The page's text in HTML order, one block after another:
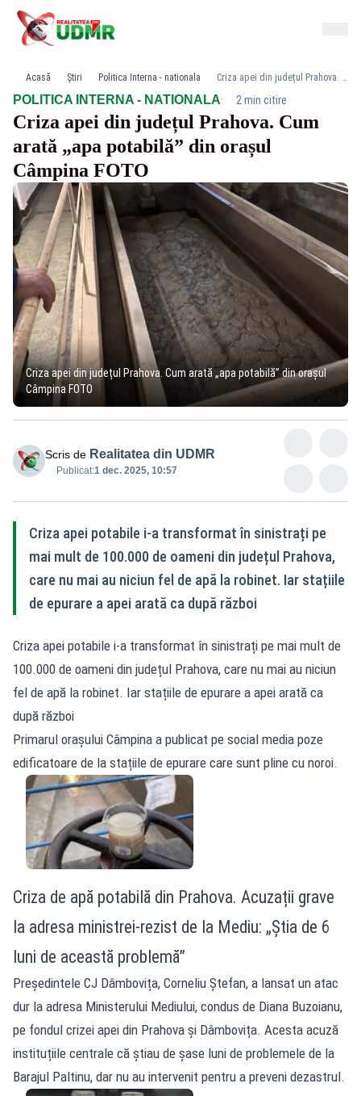
Acasă Știri Politica Interna - nationala Criza apei din județul Prahova. Cum arată „apa potabilă” din orașul Câmpina FOTO
POLITICA INTERNA - NATIONALA· 2 min citire
Criza apei din județul Prahova. Cum
arată „apa potabilă” din orașul
Câmpina FOTO
Criza apei din județul Prahova. Cum arată „apa potabilă” din orașul
Câmpina FOTO
Scris de Realitatea din UDMR
Publicat:1 dec. 2025, 10:57
Criza apei potabile i-a transformat în sinistrați pe
mai mult de 100.000 de oameni din județul Prahova,
care nu mai au niciun fel de apă la robinet. Iar stațiile
de epurare a apei arată ca după război
Criza apei potabile i-a transformat în sinistrați pe mai mult de
100.000 de oameni din județul Prahova, care nu mai au niciun
fel de apă la robinet. Iar stațiile de epurare a apei arată ca
după război
Primarul orașului Câmpina a publicat pe social media poze
edificatoare de la stațiile de epurare care sunt pline cu noroi.
Criza de apă potabilă din Prahova. Acuzații grave
la adresa ministrei-rezist de la Mediu: „Știa de 6
luni de această problemă”
Președintele CJ Dâmbovița, Corneliu Ștefan, a lansat un atac
dur la adresa Ministerului Mediului, condus de Diana Buzoianu,
pe fondul crizei apei din Prahova și Dâmbovița. Acesta acuză
instituțiile centrale că știau de șase luni de problemele de la
Barajul Paltinu, dar nu au intervenit pentru a preveni dezastrul.